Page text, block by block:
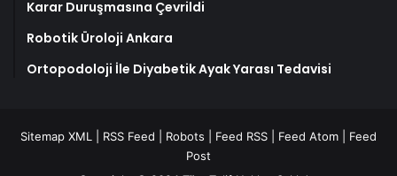
Karar Duruşmasına Çevrildi
Robotik Üroloji Ankara
Ortopodoloji İle Diyabetik Ayak Yarası Tedavisi
Sitemap XML RSS Feed Robots Feed RSS Feed Atom
Feed
Post